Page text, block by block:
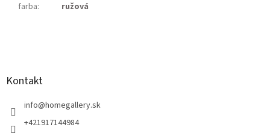
farba: ružová
Kontakt
info@homegallery.sk
+421917144984